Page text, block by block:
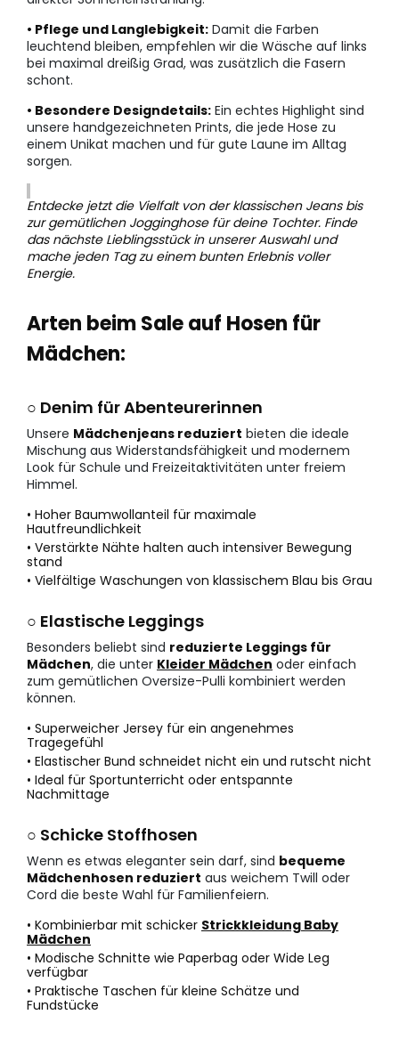
• Pflege und Langlebigkeit: Damit die Farben
leuchtend bleiben, empfehlen wir die Wäsche auf links
bei maximal dreißig Grad, was zusätzlich die Fasern
schont.
• Besondere Designdetails: Ein echtes Highlight sind
unsere handgezeichneten Prints, die jede Hose zu
einem Unikat machen und für gute Laune im Alltag
sorgen.
Entdecke jetzt die Vielfalt von der klassischen Jeans bis
zur gemütlichen Jogginghose für deine Tochter. Finde
das nächste Lieblingsstück in unserer Auswahl und
mache jeden Tag zu einem bunten Erlebnis voller
Energie.
Arten beim Sale auf Hosen für
Mädchen:
○ Denim für Abenteurerinnen
Unsere Mädchenjeans reduziert bieten die ideale
Mischung aus Widerstandsfähigkeit und modernem
Look für Schule und Freizeitaktivitäten unter freiem
Himmel.
• Hoher Baumwollanteil für maximale
Hautfreundlichkeit
• Verstärkte Nähte halten auch intensiver Bewegung
stand
• Vielfältige Waschungen von klassischem Blau bis Grau
○ Elastische Leggings
Besonders beliebt sind reduzierte Leggings für
Mädchen, die unter Kleider Mädchen oder einfach
zum gemütlichen Oversize-Pulli kombiniert werden
können.
• Superweicher Jersey für ein angenehmes
Tragegefühl
• Elastischer Bund schneidet nicht ein und rutscht nicht
• Ideal für Sportunterricht oder entspannte
Nachmittage
○ Schicke Stoffhosen
Wenn es etwas eleganter sein darf, sind bequeme
Mädchenhosen reduziert aus weichem Twill oder
Cord die beste Wahl für Familienfeiern.
• Kombinierbar mit schicker Strickkleidung Baby
Mädchen
• Modische Schnitte wie Paperbag oder Wide Leg
verfügbar
• Praktische Taschen für kleine Schätze und
Fundstücke